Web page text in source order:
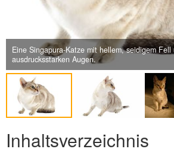
Eine Singapura-Katze mit hellem, seidigem
ausdrucksstarken Augen.
Inhaltsverzeichnis